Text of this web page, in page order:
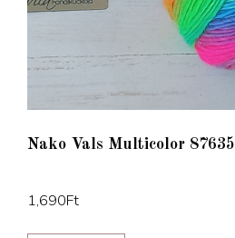
Nako Vals Multicolor 87635
1,690Ft